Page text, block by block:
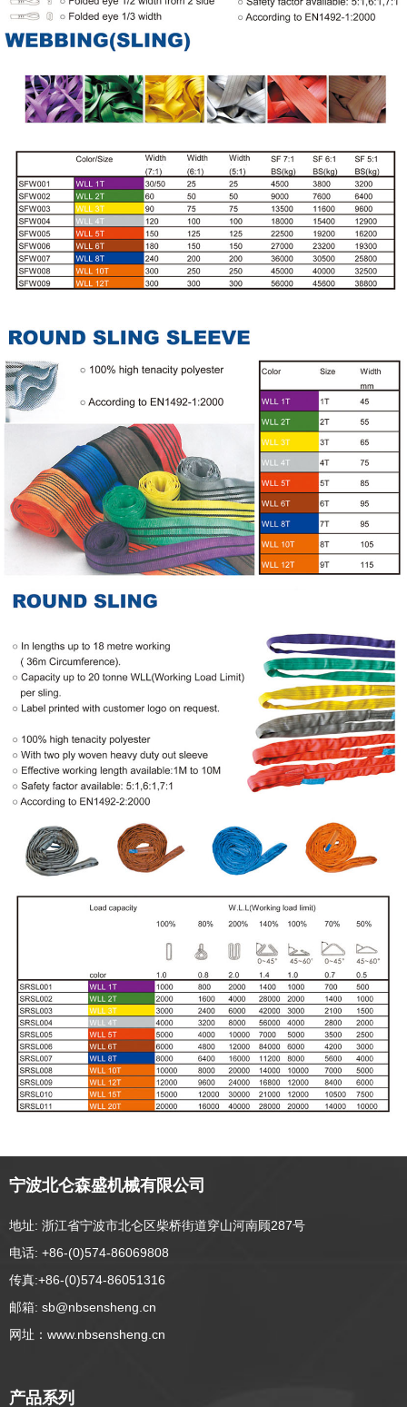
宁波北仑森盛机械有限公司
地址: 浙江省宁波市北仑区柴桥街道穿山河南顾287号
电话: +86-(0)574-86069808
传真:+86-(0)574-86051316
邮箱: sb@nbsensheng.cn
网址：www.nbsensheng.cn
产品系列